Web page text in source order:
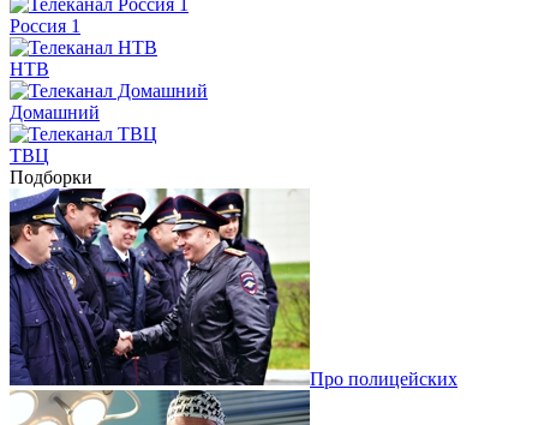
Россия 1
НТВ
Домашний
ТВЦ
Подборки
Про полицейских